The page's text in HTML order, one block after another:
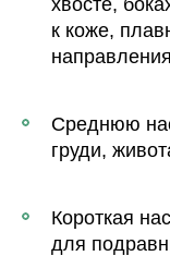
хвосте,
к коже,
Среднюю
груди,
Короткая
для